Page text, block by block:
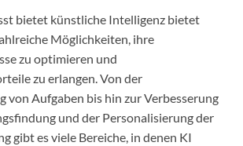
bietet künstliche Intelligenz bietet
Möglichkeiten, ihre
zu optimieren und
zu erlangen. Von der
von Aufgaben bis hin zur Verbesserung
und der Personalisierung der
gibt es viele Bereiche, in denen KI